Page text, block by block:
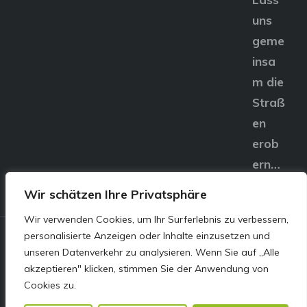
Wir schätzen Ihre Privatsphäre
Wir verwenden Cookies, um Ihr Surferlebnis zu verbessern,
personalisierte Anzeigen oder Inhalte einzusetzen und
unseren Datenverkehr zu analysieren. Wenn Sie auf „Alle
akzeptieren" klicken, stimmen Sie der Anwendung von
Cookies zu.
uns
geme
insa
m die
Straß
en
erob
ern…
© E&S Motors GmbH,
Linzer Straße 83 4240
Freistadt